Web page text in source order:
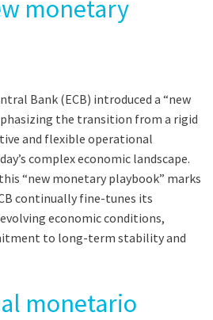
monetary
Bank (ECB) introduced a “new
the transition from a rigid
and flexible operational
complex economic landscape.
“new monetary playbook” marks
continually fine-tunes its
economic conditions,
to long-term stability and
monetario